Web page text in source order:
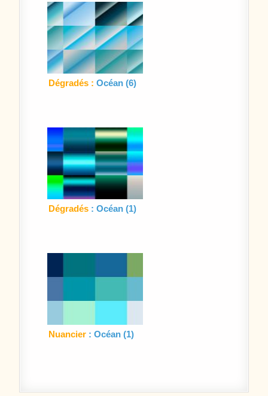
Dégradés : Océan (6)
Dégradés : Océan (1)
Nuancier : Océan (1)